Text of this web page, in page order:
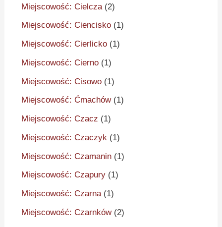
Miejscowość: Cielcza (2)
Miejscowość: Ciencisko (1)
Miejscowość: Cierlicko (1)
Miejscowość: Cierno (1)
Miejscowość: Cisowo (1)
Miejscowość: Ćmachów(1)
Miejscowość: Czacz (1)
Miejscowość: Czaczyk (1)
Miejscowość: Czamanin (1)
Miejscowość: Czapury (1)
Miejscowość: Czarna(1)
Miejscowość: Czarnków(2)